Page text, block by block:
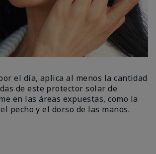
el día, aplica al menos la cantidad
de este protector solar de
en las áreas expuestas, como la
pecho y el dorso de las manos.